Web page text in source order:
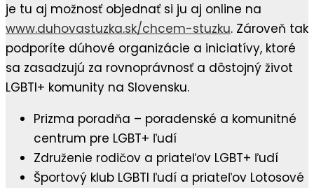
je tu aj možnosť objednať si ju aj online na
www.duhovastuzka.sk/chcem-stuzku. Zároveň tak
podporíte dúhové organizácie a iniciatívy, ktoré
sa zasadzujú za rovnoprávnosť a dôstojný život
LGBTI+ komunity na Slovensku.
Prizma poradňa – poradenské a komunitné
centrum pre LGBT+ ľudí⁠
Združenie rodičov a priateľov LGBT+ ľudí
Športový klub LGBTI ľudí a priateľov Lotosové